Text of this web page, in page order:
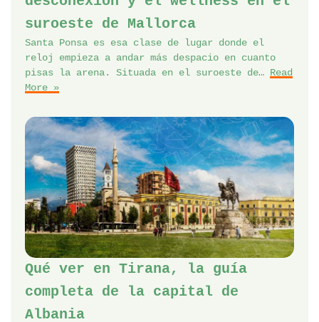
suroeste de Mallorca
Santa Ponsa es esa clase de lugar donde el
reloj empieza a andar más despacio en cuanto
pisas la arena. Situada en el suroeste de… Read
More »
Qué ver en Tirana, la guía
completa de la capital de
Albania